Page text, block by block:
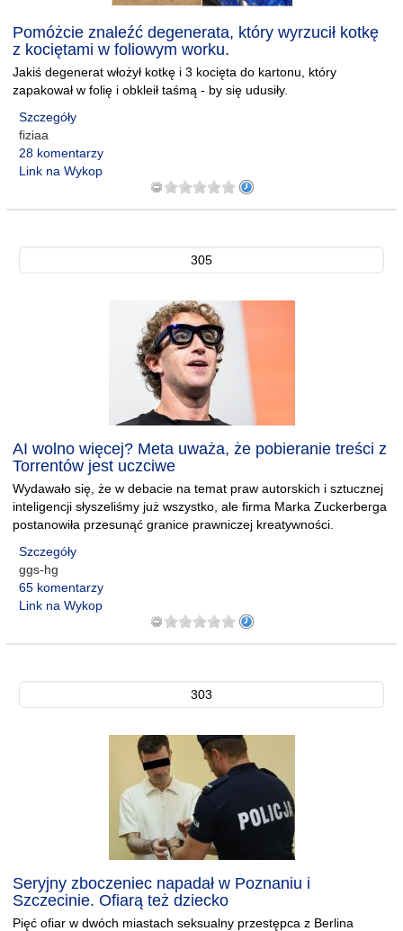
Pomóżcie znaleźć degenerata, który wyrzucił kotkę
z kociętami w foliowym worku.
Jakiś degenerat włożył kotkę i 3 kocięta do kartonu, który
zapakował w folię i obkleił taśmą - by się udusiły.
Szczegóły
fiziaa
28 komentarzy
Link na Wykop
305
AI wolno więcej? Meta uważa, że pobieranie treści z
Torrentów jest uczciwe
Wydawało się, że w debacie na temat praw autorskich i sztucznej
inteligencji słyszeliśmy już wszystko, ale firma Marka Zuckerberga
postanowiła przesunąć granice prawniczej kreatywności.
Szczegóły
ggs-hg
65 komentarzy
Link na Wykop
303
Seryjny zboczeniec napadał w Poznaniu i
Szczecinie. Ofiarą też dziecko
Pięć ofiar w dwóch miastach seksualny przestępca z Berlina